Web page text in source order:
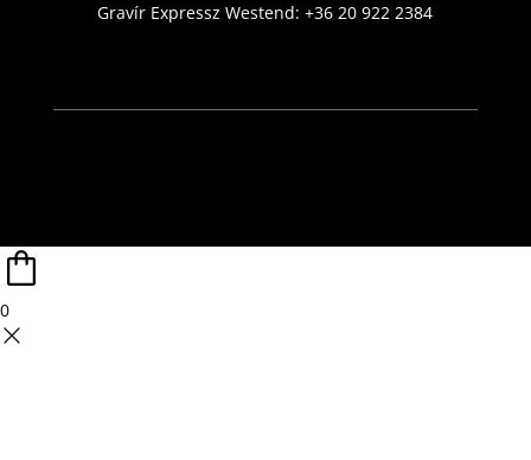
Gravír Expressz Westend:+36 20 922 2384
0